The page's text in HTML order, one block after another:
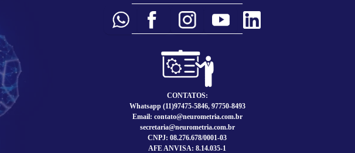
___________________________
CONTATOS:
Whatsapp (11)97475-5846, 97750-8493
Email: contato@neurometria.com.br
secretaria@neurometria.com.br
CNPJ: 08.276.678/0001-03
AFE ANVISA: 8.14.035-1